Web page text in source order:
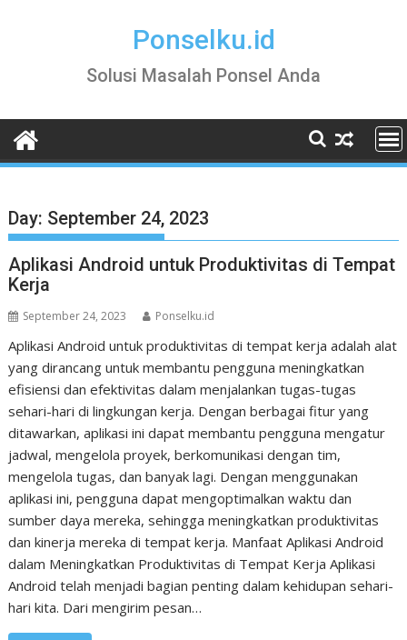
Ponselku.id
Solusi Masalah Ponsel Anda
Day: September 24, 2023
Aplikasi Android untuk Produktivitas di Tempat
Kerja
September 24, 2023 Ponselku.id
Aplikasi Android untuk produktivitas di tempat kerja adalah alat
yang dirancang untuk membantu pengguna meningkatkan
efisiensi dan efektivitas dalam menjalankan tugas-tugas
sehari-hari di lingkungan kerja. Dengan berbagai fitur yang
ditawarkan, aplikasi ini dapat membantu pengguna mengatur
jadwal, mengelola proyek, berkomunikasi dengan tim,
mengelola tugas, dan banyak lagi. Dengan menggunakan
aplikasi ini, pengguna dapat mengoptimalkan waktu dan
sumber daya mereka, sehingga meningkatkan produktivitas
dan kinerja mereka di tempat kerja. Manfaat Aplikasi Android
dalam Meningkatkan Produktivitas di Tempat Kerja Aplikasi
Android telah menjadi bagian penting dalam kehidupan sehari-
hari kita. Dari mengirim pesan…